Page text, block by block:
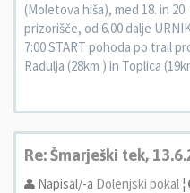
(Moletova hiša), med 18. in
prizorišče, od 6.00 dalje
7:00 START pohoda po trail
Radulja (28km ) in Toplica
Re: Šmarješki tek,
Napisal/-a Dolenjski pokal ¦